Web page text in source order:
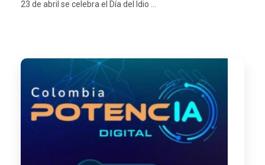
23 de abril se celebra el Día del Idio ...